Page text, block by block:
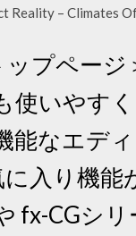
Reality – Climates
プペー
使いやす
能なエデ
入り機
fx-CGシ